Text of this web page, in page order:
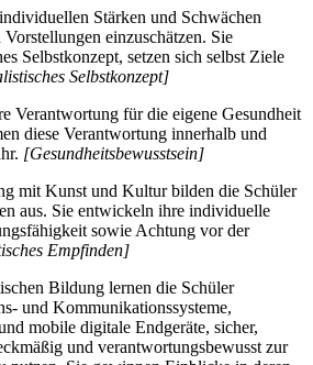
Stärken und Schwächen
einzuschätzen. Sie
Selbstkonzept, setzen sich selbst Ziele
Selbstkonzept]
Verantwortung für die eigene Gesundheit
diese Verantwortung innerhalb und
[Gesundheitsbewusstsein]
mit Kunst und Kultur bilden die Schüler
aus. Sie entwickeln ihre individuelle
sowie Achtung vor der
Empfinden]
Bildung lernen die Schüler
und Kommunikationssysteme,
mobile digitale Endgeräte, sicher,
und verantwortungsbewusst zur